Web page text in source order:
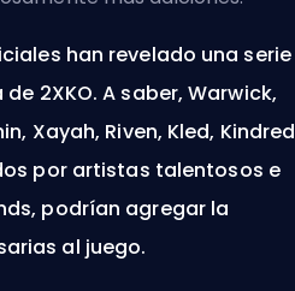
han revelado una serie
2XKO. A saber, Warwick,
Xayah, Riven, Kled, Kindred
por artistas talentosos e
podrían agregar la
al juego.